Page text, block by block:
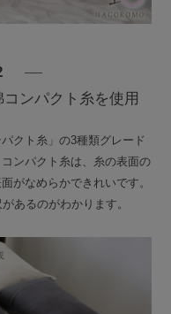
ンパクト糸を使用
クト糸」の3種類グレード
ンパクト糸は、糸の表面の
がなめらかできれいです。
あるのがわかります。